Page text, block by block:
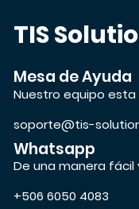
TIS
Mesa de Ayuda
Nuestro equipo
soporte@tis-
Whatsapp
De una manera
+506 6050 4083